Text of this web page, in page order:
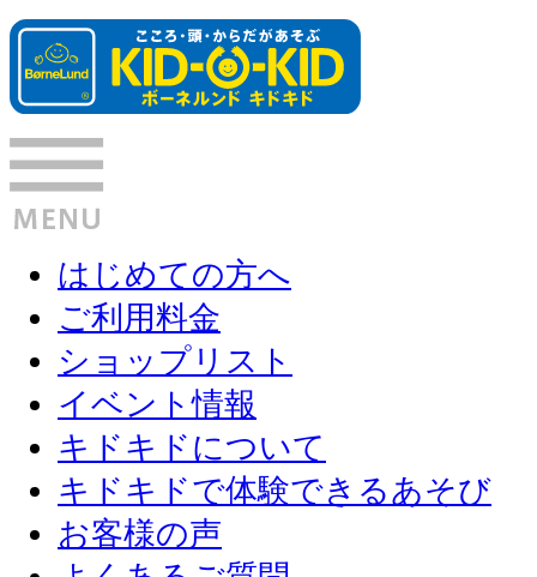
はじめての方へ
ご利用料金
ショップリスト
イベント情報
キドキドについて
キドキドで体験できるあそび
お客様の声